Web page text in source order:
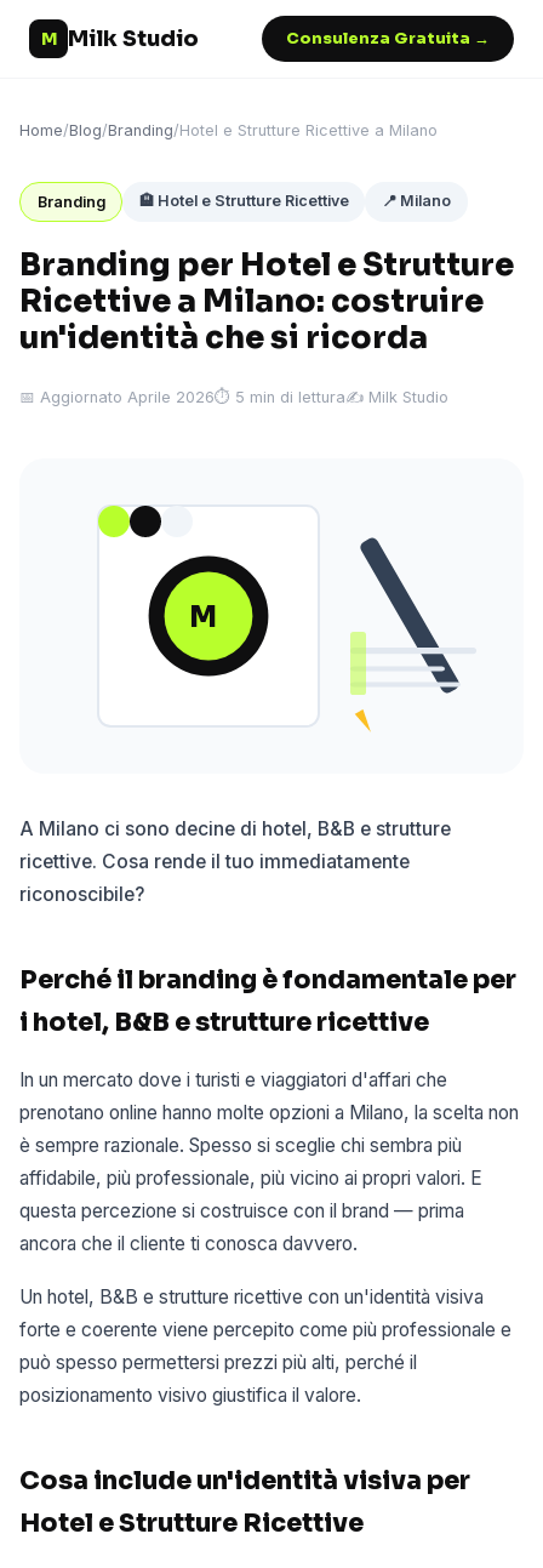
M Milk Studio Consulenza Gratuita →
Home/Blog/Branding/Hotel e Strutture Ricettive a Milano
Branding 🏨 Hotel e Strutture Ricettive 📍 Milano
Branding per Hotel e Strutture
Ricettive a Milano: costruire
un'identità che si ricorda
📅 Aggiornato Aprile 2026⏱ 5 min di lettura✍️ Milk Studio
M
A Milano ci sono decine di hotel, B&B e strutture
ricettive. Cosa rende il tuo immediatamente
riconoscibile?
Perché il branding è fondamentale per
i hotel, B&B e strutture ricettive
In un mercato dove i turisti e viaggiatori d'affari che
prenotano online hanno molte opzioni a Milano, la scelta non
è sempre razionale. Spesso si sceglie chi sembra più
affidabile, più professionale, più vicino ai propri valori. E
questa percezione si costruisce con il brand — prima
ancora che il cliente ti conosca davvero.
Un hotel, B&B e strutture ricettive con un'identità visiva
forte e coerente viene percepito come più professionale e
può spesso permettersi prezzi più alti, perché il
posizionamento visivo giustifica il valore.
Cosa include un'identità visiva per
Hotel e Strutture Ricettive